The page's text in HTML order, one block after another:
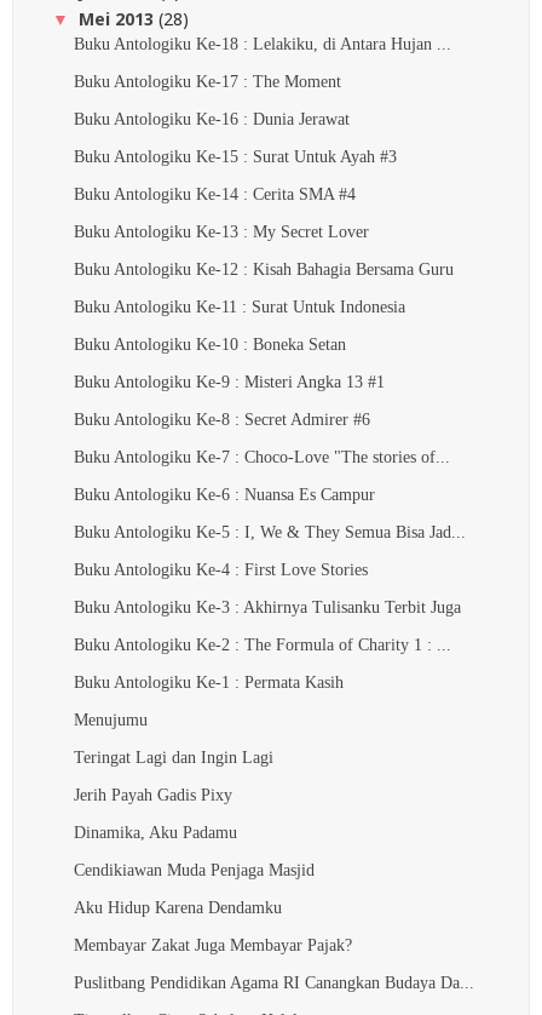
▼ Mei 2013 (28)
Buku Antologiku Ke-18 : Lelakiku, di Antara Hujan ...
Buku Antologiku Ke-17 : The Moment
Buku Antologiku Ke-16 : Dunia Jerawat
Buku Antologiku Ke-15 : Surat Untuk Ayah #3
Buku Antologiku Ke-14 : Cerita SMA #4
Buku Antologiku Ke-13 : My Secret Lover
Buku Antologiku Ke-12 : Kisah Bahagia Bersama Guru
Buku Antologiku Ke-11 : Surat Untuk Indonesia
Buku Antologiku Ke-10 : Boneka Setan
Buku Antologiku Ke-9 : Misteri Angka 13 #1
Buku Antologiku Ke-8 : Secret Admirer #6
Buku Antologiku Ke-7 : Choco-Love "The stories of...
Buku Antologiku Ke-6 : Nuansa Es Campur
Buku Antologiku Ke-5 : I, We & They Semua Bisa Jad...
Buku Antologiku Ke-4 : First Love Stories
Buku Antologiku Ke-3 : Akhirnya Tulisanku Terbit Juga
Buku Antologiku Ke-2 : The Formula of Charity 1 : ...
Buku Antologiku Ke-1 : Permata Kasih
Menujumu
Teringat Lagi dan Ingin Lagi
Jerih Payah Gadis Pixy
Dinamika, Aku Padamu
Cendikiawan Muda Penjaga Masjid
Aku Hidup Karena Dendamku
Membayar Zakat Juga Membayar Pajak?
Puslitbang Pendidikan Agama RI Canangkan Budaya Da...